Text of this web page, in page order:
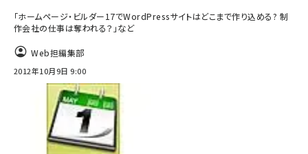
「ホームページ・ビルダー17でWordPressサイトはどこまで作り込める? 制
作会社の仕事は奪われる？」など
Web担編集部
2012年10月9日 9:00